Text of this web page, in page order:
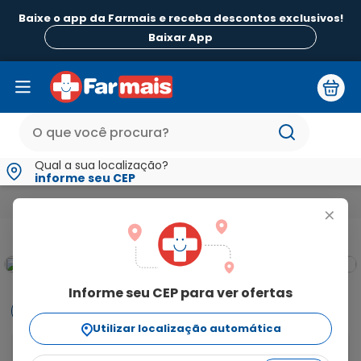
Baixe o app da Farmais e receba descontos exclusivos!
Baixar App
Qual a sua localização?
informe seu CEP
+
Informe seu CEP para ver ofertas
Utilizar localização automática
Enxaguatórios
Informações
O Listerine Whitening é um branqueador em formato